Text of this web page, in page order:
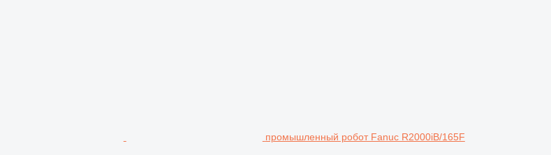
промышленный робот Fanuc R2000iB/165F